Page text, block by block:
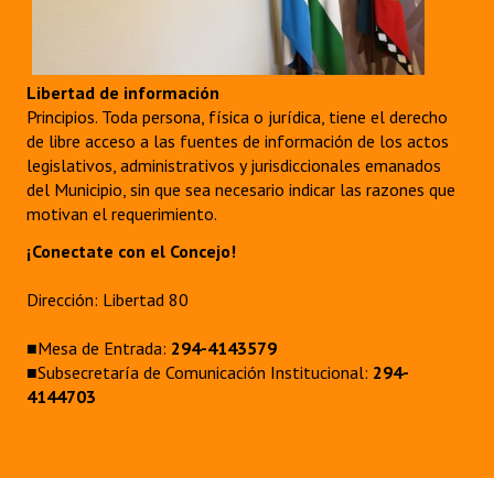
Libertad de información
Principios. Toda persona, física o jurídica, tiene el derecho
de libre acceso a las fuentes de información de los actos
legislativos, administrativos y jurisdiccionales emanados
del Municipio, sin que sea necesario indicar las razones que
motivan el requerimiento.
¡Conectate con el Concejo!
Dirección: Libertad 80
■Mesa de Entrada: 294-4143579
■Subsecretaría de Comunicación Institucional: 294-
4144703